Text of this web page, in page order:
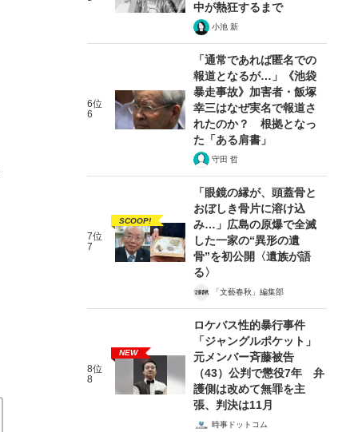
中が熱狂するまで
小池 新
6位
6
「通常であれば匿名での
報道となるが…」《池袋
暴走事故》加害者・飯塚
幸三はなぜ実名で報道さ
れたのか？ 根拠となっ
た「ある肩書」
守田 哲
7位
7
SCOOP!
「眼鏡の縁が、頭蓋骨と
おぼしき骨片に溶け込
み…」広島の原爆で全滅
した一家の“異形の遺
骨”を初公開〈遺族が語
る〉
「文藝春秋」編集部
8位
8
NEW
ロケバス性的暴行事件
「ジャングルポケット」
元メンバー斉藤被告
（43）公判で懲役7年 弁
護側は改めて無罪を主
張、判決は11月
時事ドットコム